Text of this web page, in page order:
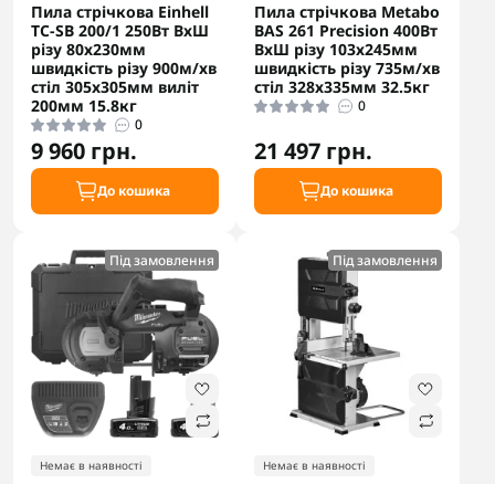
Пила стрічкова Einhell
TC-SB 200/1 250Вт ВхШ
різу 80х230мм
швидкість різу 900м/хв
стіл 305x305мм виліт
200мм 15.8кг
0
9 960 грн.
До кошика
Пила стрічкова Metabo
BAS 261 Precision 400Вт
ВхШ різу 103х245мм
швидкість різу 735м/хв
стіл 328х335мм 32.5кг
0
21 497 грн.
До кошика
Під замовлення
Немає в наявності
Під замовлення
Немає в наявності